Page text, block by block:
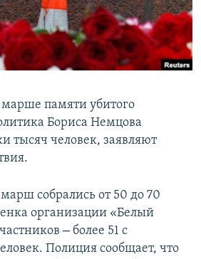
памяти убитого
Бориса Немцова
тысяч человек, заявляют
собрались от 50 до 70
организации «Белый
– более 51 с
Полиция сообщает, что